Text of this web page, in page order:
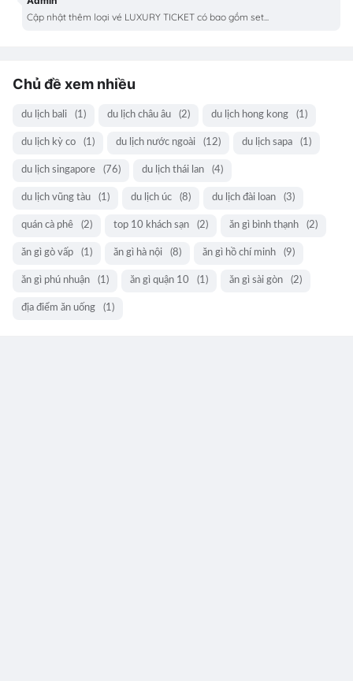
Cập nhật thêm loại vé LUXURY TICKET có bao gồm set...
Chủ đề xem nhiều
du lịch bali (1) du lịch châu âu (2) du lịch hong kong (1)
du lịch kỳ co (1) du lịch nước ngoài (12) du lịch sapa (1)
du lịch singapore (76) du lịch thái lan (4)
du lịch vũng tàu (1) du lịch úc (8) du lịch đài loan (3)
quán cà phê (2) top 10 khách sạn (2) ăn gì bình thạnh (2)
ăn gì gò vấp (1) ăn gì hà nội (8) ăn gì hồ chí minh (9)
ăn gì phú nhuận (1) ăn gì quận 10 (1) ăn gì sài gòn (2)
địa điểm ăn uống (1)